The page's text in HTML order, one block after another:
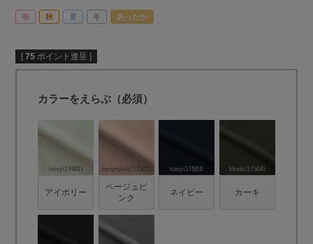
春 秋 夏 冬 あったか
[ 75 ポイント進呈 ]
カラーをえらぶ（必須）
アイボリー
ベージュピ
ンク
ネイビー カーキ